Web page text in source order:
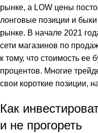
рынке, а LOW цены
лонговые позиции и
рынке. В начале 2021
сети магазинов по
к тому, что стоимость ее
процентов. Многие
свои короткие позиции,
Как
и не прогореть